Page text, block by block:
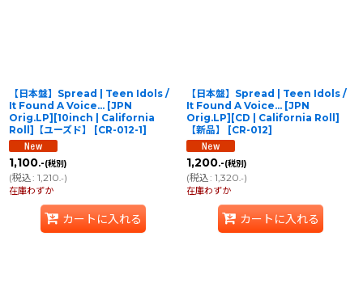
【日本盤】Spread | Teen Idols ‎/
It Found A Voice... [JPN
Orig.LP][10inch | California
Roll]【ユーズド】
[CR-012-1]
1,100.-(税別)
(税込: 1,210.-)
在庫わずか
カートに入れる
【日本盤】Spread | Teen Idols ‎/
It Found A Voice... [JPN
Orig.LP][CD | California Roll]
【新品】
[CR-012]
1,200.-(税別)
(税込: 1,320.-)
在庫わずか
カートに入れる